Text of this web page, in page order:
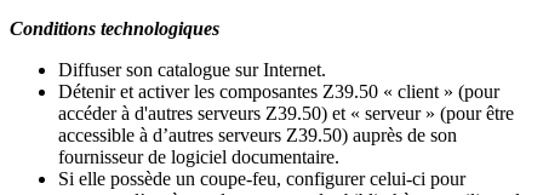
Conditions technologiques
Diffuser son catalogue sur Internet.
Détenir et activer les composantes Z39.50 « client » (pour
accéder à d'autres serveurs Z39.50) et « serveur » (pour être
accessible à d’autres serveurs Z39.50) auprès de son
fournisseur de logiciel documentaire.
Si elle possède un coupe-feu, configurer celui-ci pour